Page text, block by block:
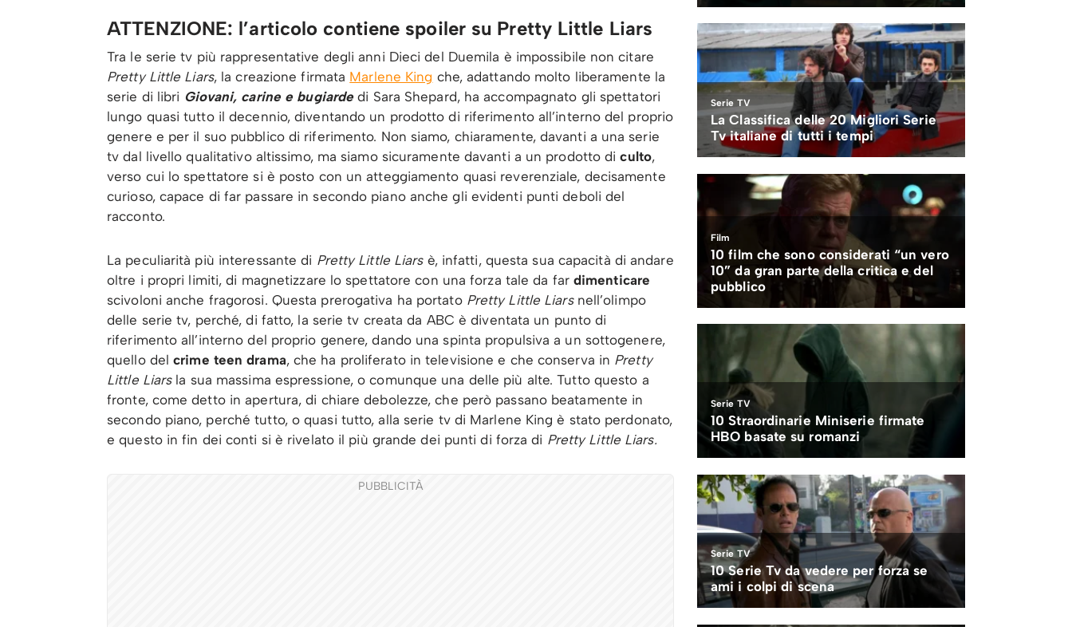
ATTENZIONE: l’articolo contiene spoiler su Pretty Little Liars
Tra le serie tv più rappresentative degli anni Dieci del Duemila è impossibile non citare
Pretty Little Liars, la creazione firmata Marlene King che, adattando molto liberamente la
serie di libri Giovani, carine e bugiarde di Sara Shepard, ha accompagnato gli spettatori
lungo quasi tutto il decennio, diventando un prodotto di riferimento all’interno del proprio
genere e per il suo pubblico di riferimento. Non siamo, chiaramente, davanti a una serie
tv dal livello qualitativo altissimo, ma siamo sicuramente davanti a un prodotto diculto,
verso cui lo spettatore si è posto con un atteggiamento quasi reverenziale, decisamente
curioso, capace di far passare in secondo piano anche gli evidenti punti deboli del
racconto.
La peculiarità più interessante di Pretty Little Liars è, infatti, questa sua capacità di andare
oltre i propri limiti, di magnetizzare lo spettatore con una forza tale da far dimenticare
scivoloni anche fragorosi. Questa prerogativa ha portato Pretty Little Liars nell’olimpo
delle serie tv, perché, di fatto, la serie tv creata da ABC è diventata un punto di
riferimento all’interno del proprio genere, dando una spinta propulsiva a un sottogenere,
quello delcrime teen drama, che ha proliferato in televisione e che conserva in Pretty
Little Liars la sua massima espressione, o comunque una delle più alte. Tutto questo a
fronte, come detto in apertura, di chiare debolezze, che però passano beatamente in
secondo piano, perché tutto, o quasi tutto, alla serie tv di Marlene King è stato perdonato,
e questo in fin dei conti si è rivelato il più grande dei punti di forza di Pretty Little Liars.
PUBBLICITÀ